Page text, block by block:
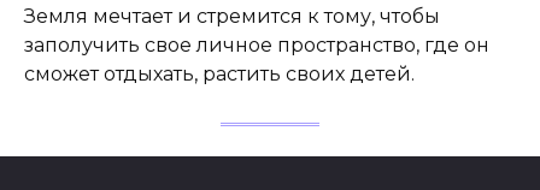
Земля мечтает и стремится к тому, чтобы
заполучить свое личное пространство, где он
сможет отдыхать, растить своих детей.